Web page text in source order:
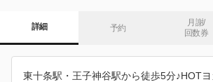
詳細 予約
月謝/
回数券
東十条駅・王子神谷駅から徒歩5分♪HOT